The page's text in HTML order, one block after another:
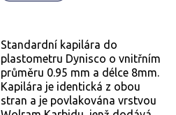
Standardní kapilára do
plastometru Dynisco o vnitřním
průměru 0.95 mm a délce 8mm.
Kapilára je identická z obou
stran a je povlakována vrstvou